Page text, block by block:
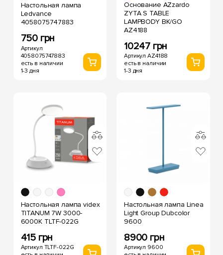
Настольная лампа
Ledvance
4058075747883
750 грн
Артикул
4058075747883
есть в наличии
1-3 дня
Основание AZzardo
ZYTA S TABLE
LAMPBODY BK/GO
AZ4188
10247 грн
Артикул AZ4188
есть в наличии
1-3 дня
Настольная лампа videx
TITANUM 7W 3000-
6000K TLTF-022G
415 грн
Артикул TLTF-022G
Настольная лампа Linea
Light Group Dubcolor
9600
8900 грн
Артикул 9600